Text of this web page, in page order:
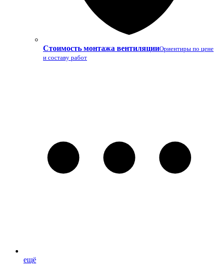
Стоимость монтажа вентиляцииОриентиры по цене
и составу работ
ещё